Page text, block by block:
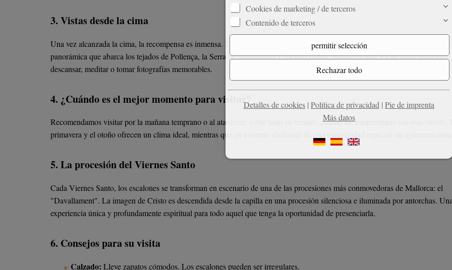
3. Vistas desde la cima
Una vez alcanzada la cima, la recompensa es inmensa. Desde la explanada frente a la capilla, podrá disfrutar de una vista
panorámica que abarca los tejados de Pollença, la Serra de Tramuntana y, en días claros, incluso el mar. Es un lugar ideal para
descansar, meditar o tomar fotografías memorables.
4. ¿Cuándo es el mejor momento para visitar?
Recomendamos visitar por la mañana temprano o al atardecer, sobre todo en verano, cuando las temperaturas son más suaves.
primavera y el otoño ofrecen un clima ideal, mientras que en invierno disfrutará de una tranquilidad especial sin
5. La procesión del Viernes Santo
Cada Viernes Santo, los escalones se transforman en escenario de una de las procesiones más conmovedoras de Mallorca: el
"Davallament". La imagen de Cristo es descendida desde la capilla en una procesión silenciosa e iluminada por antorchas. Una
experiencia única y profundamente espiritual para todo aquel que tenga la oportunidad de presenciarla.
6. Consejos para su visita
Calzado: Lleve zapatos cómodos. Los escalones pueden ser irregulares.
Cookies de marketing / de terceros
Contenido de terceros
Detalles de cookies | Política de privacidad | Pie de imprenta
Más datos